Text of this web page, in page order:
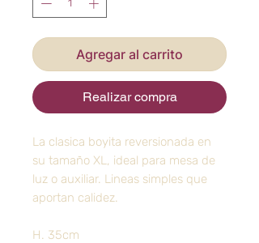
Agregar al carrito
Realizar compra
La clasica boyita reversionada en
su tamaño XL, ideal para mesa de
luz o auxiliar. Lineas simples que
aportan calidez.
H. 35cm